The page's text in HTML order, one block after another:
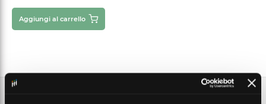
Aggiungi al carrello